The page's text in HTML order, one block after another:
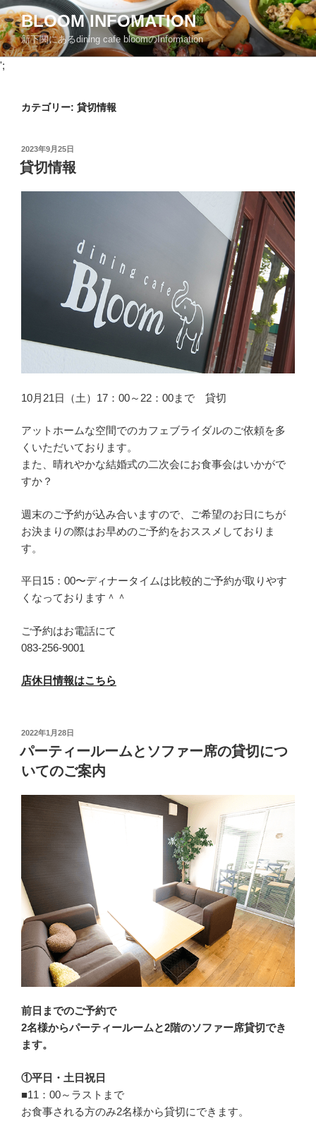
コ
ン
テ
ン
BLOOM INFOMATION
新下関にあるdining cafe bloomのInformation
';
カテゴリー: 貸切情報
投
稿
日:
2023年9月25日
貸切情報
10月21日（土）17：00～22：00まで 貸切
アットホームな空間でのカフェブライダルのご依頼を多
くいただいております。
また、晴れやかな結婚式の二次会にお食事会はいかがで
すか？
週末のご予約が込み合いますので、ご希望のお日にちが
お決まりの際はお早めのご予約をおススメしておりま
す。
平日15：00〜ディナータイムは比較的ご予約が取りやす
くなっております＾＾
ご予約はお電話にて
083-256-9001
店休日情報はこちら
投
日:
2022年1月28日
パーティールームとソファー席の貸切につ
いてのご案内
前日までのご予約で
2名様からパーティールームと2階のソファー席貸切でき
ます。
①平日・土日祝日
■11：00～ラストまで
お食事される方のみ2名様から貸切にできます。